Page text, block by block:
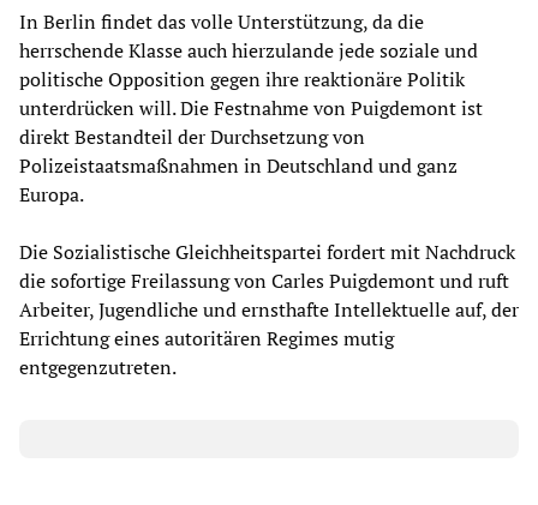
In Berlin findet das volle Unterstützung, da die
herrschende Klasse auch hierzulande jede soziale und
politische Opposition gegen ihre reaktionäre Politik
unterdrücken will. Die Festnahme von Puigdemont ist
direkt Bestandteil der Durchsetzung von
Polizeistaatsmaßnahmen in Deutschland und ganz
Europa.
Die Sozialistische Gleichheitspartei fordert mit Nachdruck
die sofortige Freilassung von Carles Puigdemont und ruft
Arbeiter, Jugendliche und ernsthafte Intellektuelle auf, der
Errichtung eines autoritären Regimes mutig
entgegenzutreten.